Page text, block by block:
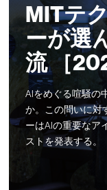
MITテ
ーが選
流 ［
AIをめぐる喧騒の
か。この問いに対
ーはAIの重要なア
ストを発表する。